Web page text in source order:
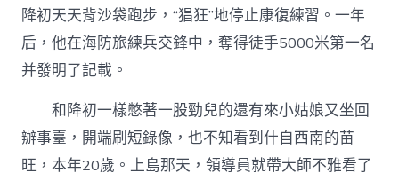
降初天天背沙袋跑步，“猖狂”地停止康復練習。一年
后，他在海防旅練兵交鋒中，奪得徒手5000米第一名
并發明了記載。
和降初一樣憋著一股勁兒的還有來小姑娘又坐回
辦事臺，開端刷短錄像，也不知看到什自西南的苗
旺，本年20歲。上島那天，領導員就帶大師不雅看了